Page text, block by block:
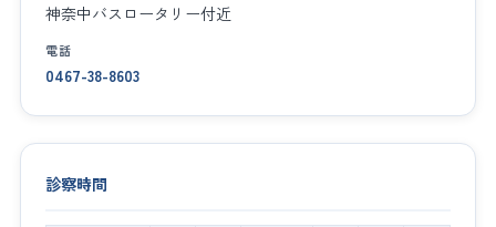
神奈中バスロータリー付近
電話
0467-38-8603
診察時間